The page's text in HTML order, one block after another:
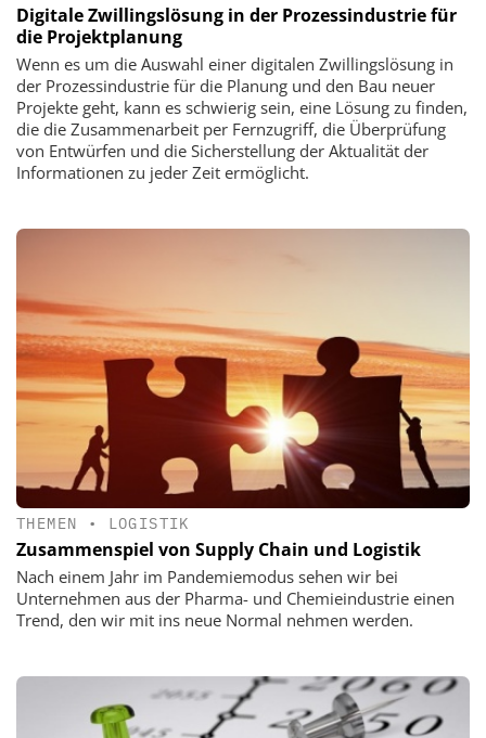
Digitale Zwillingslösung in der Prozessindustrie für
die Projektplanung
Wenn es um die Auswahl einer digitalen Zwillingslösung in
der Prozessindustrie für die Planung und den Bau neuer
Projekte geht, kann es schwierig sein, eine Lösung zu finden,
die die Zusammenarbeit per Fernzugriff, die Überprüfung
von Entwürfen und die Sicherstellung der Aktualität der
Informationen zu jeder Zeit ermöglicht.
THEMEN • LOGISTIK
Zusammenspiel von Supply Chain und Logistik
Nach einem Jahr im Pandemiemodus sehen wir bei
Unternehmen aus der Pharma- und Chemieindustrie einen
Trend, den wir mit ins neue Normal nehmen werden.